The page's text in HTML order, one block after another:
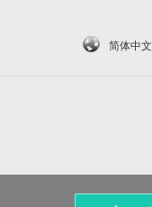
简体中文